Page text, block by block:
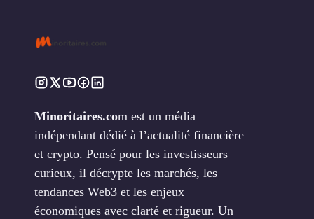
Minoritaires.com est un média
indépendant dédié à l’actualité financière
et crypto. Pensé pour les investisseurs
curieux, il décrypte les marchés, les
tendances Web3 et les enjeux
économiques avec clarté et rigueur. Un